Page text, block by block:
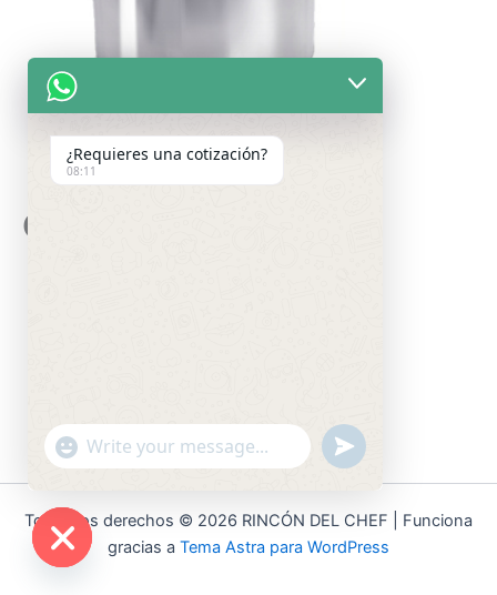
Ollas de presión
Todos los derechos © 2026 RINCÓN DEL CHEF | Funciona
gracias a Tema Astra para WordPress
Hide
¿Requieres una cotización?
08:11
"+chaty_settings.lang.emoji_picker+"
WhatsApp
undefined